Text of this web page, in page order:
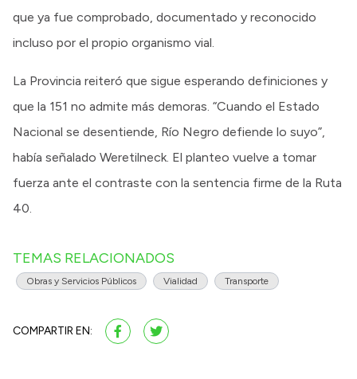
que ya fue comprobado, documentado y reconocido
incluso por el propio organismo vial.
La Provincia reiteró que sigue esperando definiciones y
que la 151 no admite más demoras. “Cuando el Estado
Nacional se desentiende, Río Negro defiende lo suyo”,
había señalado Weretilneck. El planteo vuelve a tomar
fuerza ante el contraste con la sentencia firme de la Ruta
40.
TEMAS RELACIONADOS
Obras y Servicios Públicos Vialidad Transporte
COMPARTIR EN: